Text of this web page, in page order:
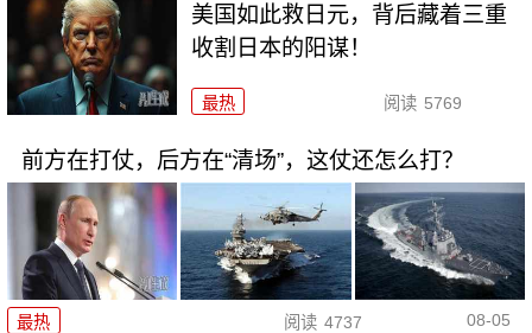
美国如此救日元，背后藏着三重
收割日本的阳谋！
最热 阅读 5769
前方在打仗，后方在“清场”，这仗还怎么打？
最热 阅读 4737 08-05